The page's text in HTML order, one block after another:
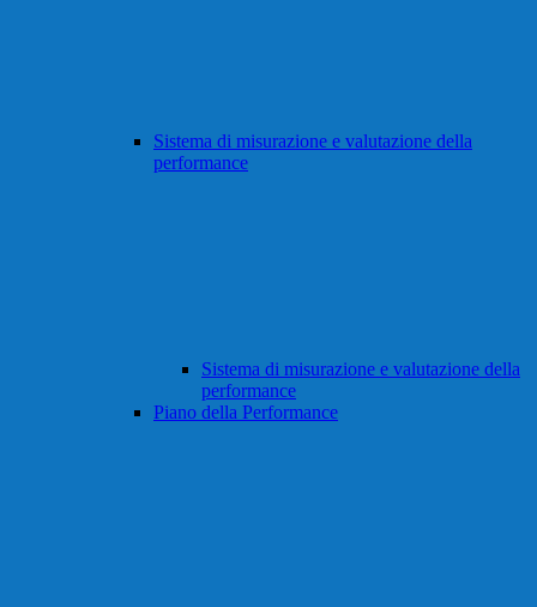
Sistema di misurazione e valutazione della
performance
Sistema di misurazione e valutazione della
performance
Piano della Performance